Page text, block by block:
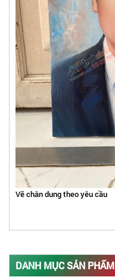
Vẽ chân dung theo yêu cầu
DANH MỤC SẢN PHẨM